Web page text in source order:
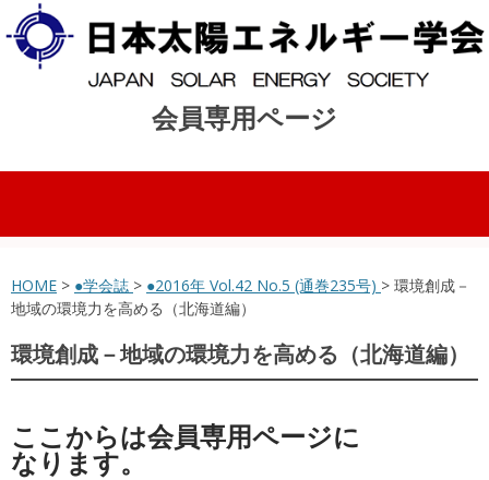
会員専用ページ
コンテンツへスキップ
HOME > ●学会誌 > ●2016年 Vol.42 No.5 (通巻235号) > 環境創成－
地域の環境力を高める（北海道編）
環境創成－地域の環境力を高める（北海道編）
ここからは会員専用ページに
なります。